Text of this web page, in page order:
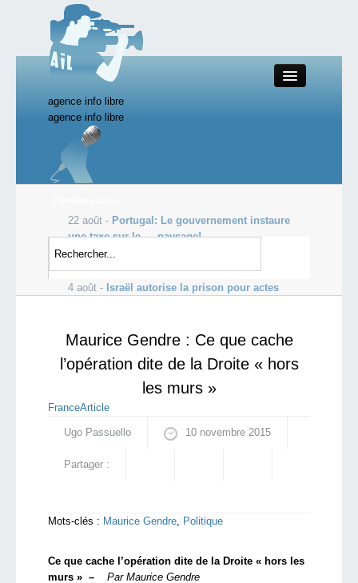
agence info libre
Close
Productions AIL
Starting Doc
agence info libre
22 août - Portugal: Le gouvernement instaure
une taxe sur le … paysage!
4 août -Ce lundi, l’humanité aura épuisé toutes
les ressources disponibles sur un an....
4 août - Israël autorise la prison pour actes
Maurice Gendre : Ce que cache
l’opération dite de la Droite « hors
les murs »
FranceArticle
Ugo Passuello 10 novembre 2015
Partager :
Mots-clés : Maurice Gendre, Politique
Ce que cache l’opération dite de la Droite « hors les
murs » – Par Maurice Gendre